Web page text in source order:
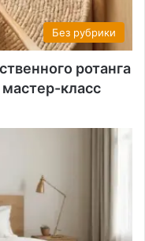
Без рубрики
ротанга
класс